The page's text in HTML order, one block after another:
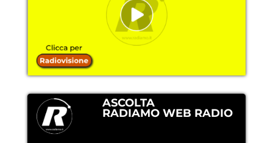
ASCOLTA
RADIAMO WEB RADIO